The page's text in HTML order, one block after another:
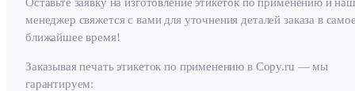
менеджер свяжется с вами для уточнения деталей заказа в
ближайшее время!
Заказывая печать этикеток по применению в Copy.ru — мы
гарантируем: